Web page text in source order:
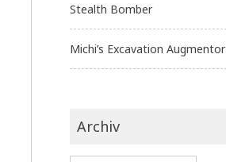
Stealth Bomber
Michi’s Excavation Augmentor
Archiv